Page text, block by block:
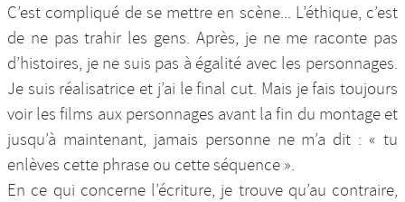
C’est compliqué de se mettre en scène... L’éthique, c’est
de ne pas trahir les gens. Après, je ne me raconte pas
d’histoires, je ne suis pas à égalité avec les personnages.
Je suis réalisatrice et j’ai le final cut. Mais je fais toujours
voir les films aux personnages avant la fin du montage et
jusqu’à maintenant, jamais personne ne m’a dit : « tu
enlèves cette phrase ou cette séquence ».
En ce qui concerne l’écriture, je trouve qu’au contraire,